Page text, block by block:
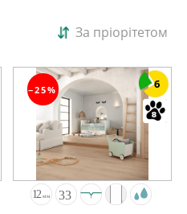
За пріорітетом
−25% 6